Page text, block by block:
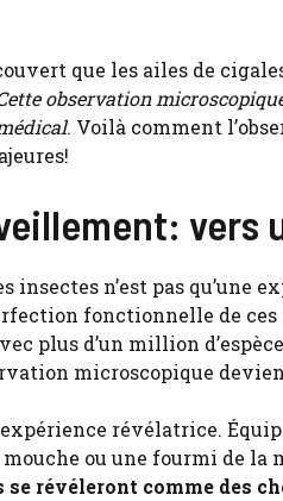
que les ailes de
observation
. Voilà comment
insectes n’est pas qu’une
fonctionnelle de
plus d’un million
microscopique
révélatrice.
ou une fourmi de la
révéleront comme des